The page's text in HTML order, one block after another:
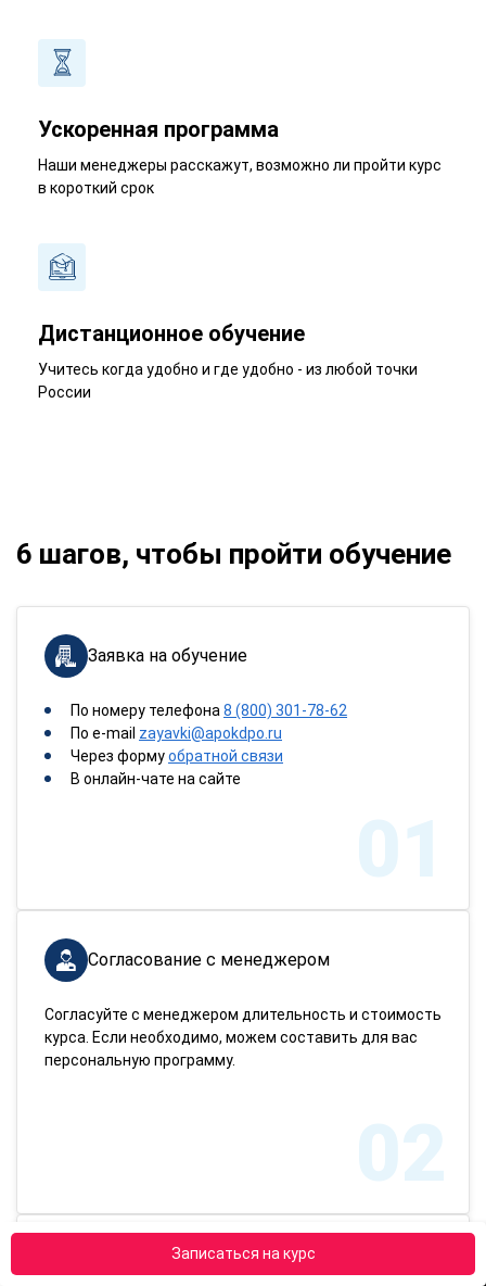
Записаться на курс
Ускоренная программа
Наши менеджеры расскажут, возможно ли пройти курс
в короткий срок
Дистанционное обучение
Учитесь когда удобно и где удобно - из любой точки
России
6 шагов, чтобы пройти обучение
Заявка на обучение
По номеру телефона 8 (800) 301-78-62
По e-mail zayavki@apokdpo.ru
Через формуобратной связи
В онлайн-чате на сайте
01
Согласование с менеджером
Согласуйте с менеджером длительность и стоимость
курса. Если необходимо, можем составить для вас
персональную программу.
02
Отправка документов